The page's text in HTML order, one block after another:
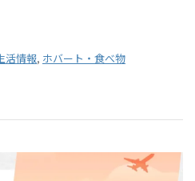
活情報, ホバート・食べ物